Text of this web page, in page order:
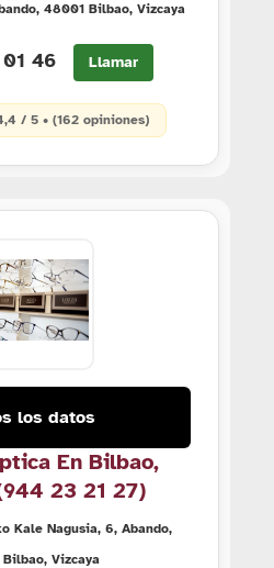
48001 Bilbao, Vizcaya
46 Llamar
/ 5 • (162 opiniones)
los datos
En Bilbao,
23 21 27)
Kale Nagusia, 6, Abando,
Vizcaya